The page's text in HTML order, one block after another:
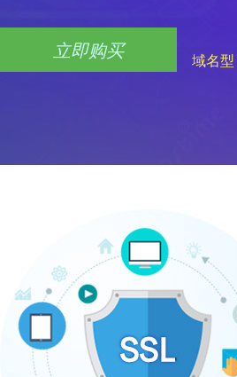
立即购买 域名型